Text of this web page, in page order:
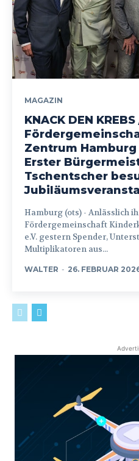
MAGAZIN
KNACK DEN
Zentrum Hamburg
Erster
Tschentscher
Hamburg (ots) - Anlässlich ihres 50. Jubiläums lud die
Fördergemeinschaft
e.V. gestern Spender,
Multiplikatoren aus...
WALTER - 26. FEBRUAR